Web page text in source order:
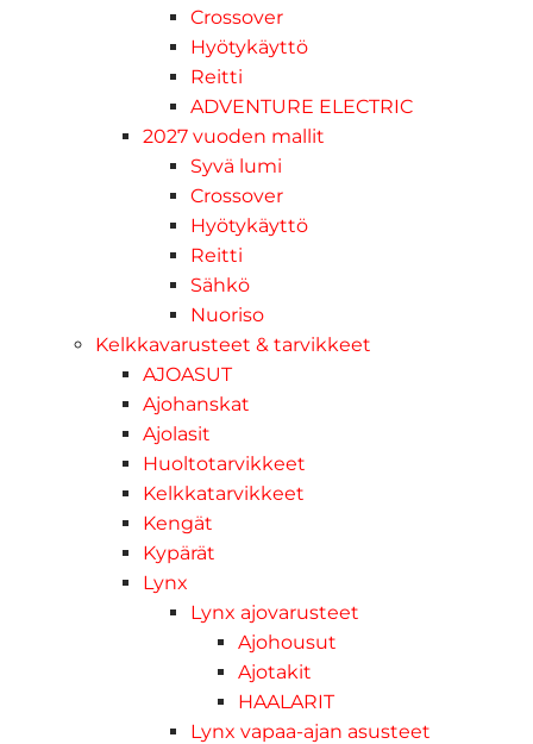
Crossover
Hyötykäyttö
Reitti
ADVENTURE ELECTRIC
2027 vuoden mallit
Syvä lumi
Crossover
Hyötykäyttö
Reitti
Sähkö
Nuoriso
Kelkkavarusteet & tarvikkeet
AJOASUT
Ajohanskat
Ajolasit
Huoltotarvikkeet
Kelkkatarvikkeet
Kengät
Kypärät
Lynx
Lynx ajovarusteet
Ajohousut
Ajotakit
HAALARIT
Lynx vapaa-ajan asusteet